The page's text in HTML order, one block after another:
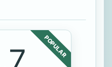
POPULAR